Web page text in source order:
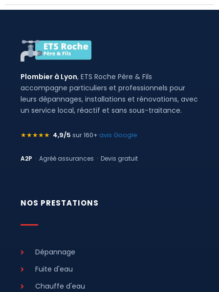
Plombier à Lyon, ETS Roche Père & Fils
accompagne particuliers et professionnels pour
leurs dépannages, installations et rénovations, avec
un service local, réactif et sans sous-traitance.
★★★★★ 4,9/5 sur 160+ avis Google
A2P · Agréé assurances · Devis gratuit
NOS PRESTATIONS
Dépannage
Fuite d'eau
Chauffe d'eau